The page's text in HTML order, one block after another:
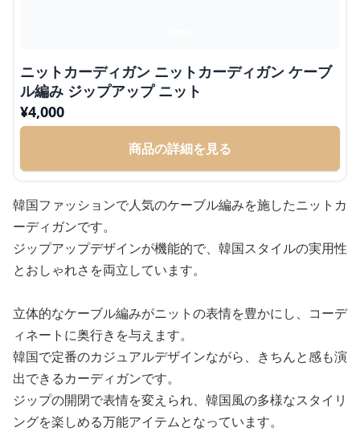
ニットカーディガン ニットカーディガン ケーブ
ル編み ジップアップ ニット
¥4,000
商品の詳細を見る
韓国ファッションで人気のケーブル編みを施したニットカ
ーディガンです。
ジップアップデザインが機能的で、韓国スタイルの実用性
とおしゃれさを両立しています。
立体的なケーブル編みがニットの表情を豊かにし、コーデ
ィネートに奥行きを与えます。
韓国で定番のカジュアルデザインながら、きちんと感も演
出できるカーディガンです。
ジップの開閉で表情を変えられ、韓国風の多様なスタイリ
ングを楽しめる万能アイテムとなっています。